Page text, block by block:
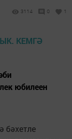
3114 0 1
юбилеен
бәхетле